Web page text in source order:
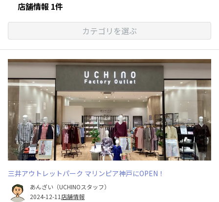
店舗情報 1件
カテゴリを選ぶ
三井アウトレットパーク マリンピア神戸にOPEN！
あんざい（UCHINOスタッフ）
2024-12-11 店舗情報